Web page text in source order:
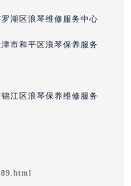
湖区浪琴维修服务中心
市和平区浪琴保养服务
江区浪琴保养维修服务